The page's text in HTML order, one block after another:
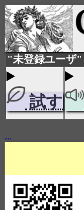
"未登録ユーザ"
試す
...